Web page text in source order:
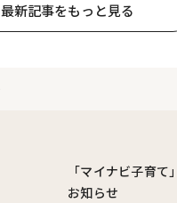
最新記事をもっと見る
「マイナビ子育て
お知らせ